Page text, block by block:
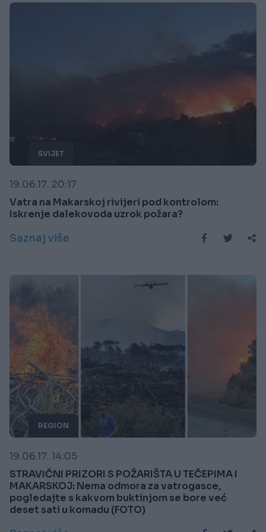
SVIJET
19.06.17. 20:17
Vatra na Makarskoj rivijeri pod kontrolom:
Iskrenje dalekovoda uzrok požara?
Saznaj više
REGION
19.06.17. 14:05
STRAVIČNI PRIZORI S POŽARIŠTA U TEČEPIMA I
MAKARSKOJ: Nema odmora za vatrogasce,
pogledajte s kakvom buktinjom se bore već
deset sati u komadu (FOTO)